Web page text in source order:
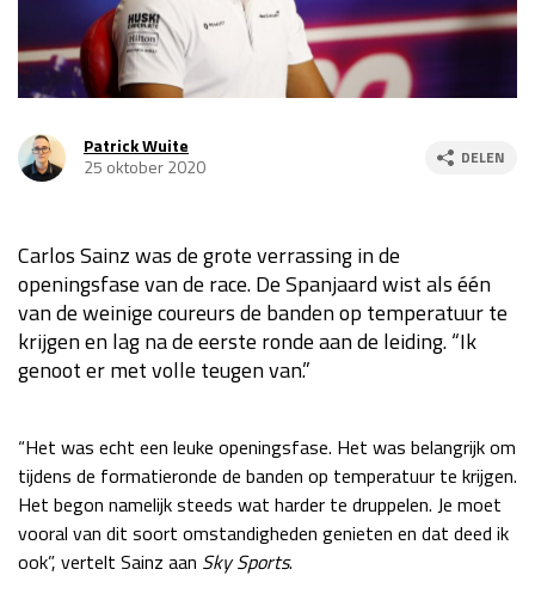
Race
za 13:00 - 15:00
Race
zo 21:00 - 23:00
Kwalificatie
za 22:00 - 23:00
Race
Kwalificatie
za 19:00 - 20:00
Race
zo 18:00 - 20:00
LAS VEGAS GRAND PRIX 2026 20 - 22 nov
Patrick Wuite
25 oktober 2020
DELEN
Carlos Sainz was de grote verrassing in de
openingsfase van de race. De Spanjaard wist als één
van de weinige coureurs de banden op temperatuur te
krijgen en lag na de eerste ronde aan de leiding. “Ik
genoot er met volle teugen van.”
“Het was echt een leuke openingsfase. Het was belangrijk om
tijdens de formatieronde de banden op temperatuur te krijgen.
Het begon namelijk steeds wat harder te druppelen. Je moet
vooral van dit soort omstandigheden genieten en dat deed ik
ook”, vertelt Sainz aan Sky Sports.